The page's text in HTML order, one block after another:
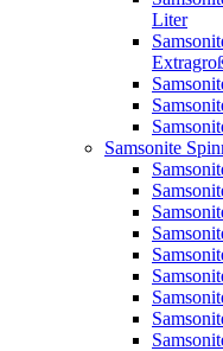
Liter
Samsonite